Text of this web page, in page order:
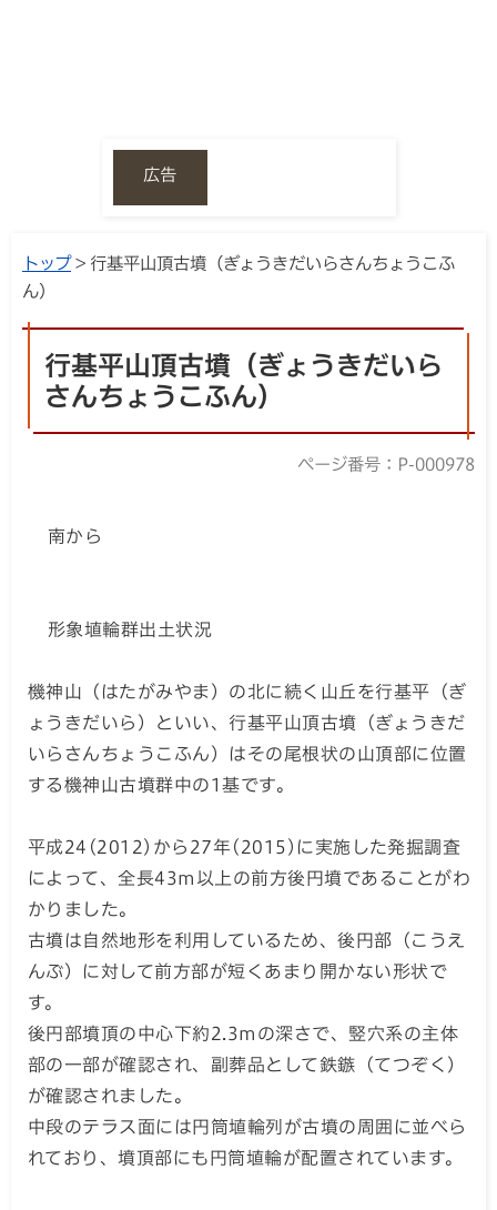
広告
トップ> 行基平山頂古墳（ぎょうきだいらさんちょうこふ
ん）
行基平山頂古墳（ぎょうきだいら
さんちょうこふん）
ページ番号：P-000978
南から
形象埴輪群出土状況
機神山（はたがみやま）の北に続く山丘を行基平（ぎ
ょうきだいら）といい、行基平山頂古墳（ぎょうきだ
いらさんちょうこふん）はその尾根状の山頂部に位置
する機神山古墳群中の1基です。
平成24(2012)から27年(2015)に実施した発掘調査
によって、全長43m以上の前方後円墳であることがわ
かりました。
古墳は自然地形を利用しているため、後円部（こうえ
んぶ）に対して前方部が短くあまり開かない形状で
す。
後円部墳頂の中心下約2.3mの深さで、竪穴系の主体
部の一部が確認され、副葬品として鉄鏃（てつぞく）
が確認されました。
中段のテラス面には円筒埴輪列が古墳の周囲に並べら
れており、墳頂部にも円筒埴輪が配置されています。